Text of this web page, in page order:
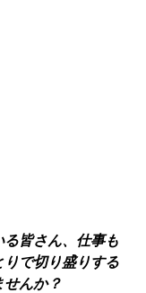
皆さん、仕事も
で切り盛りする
せんか？